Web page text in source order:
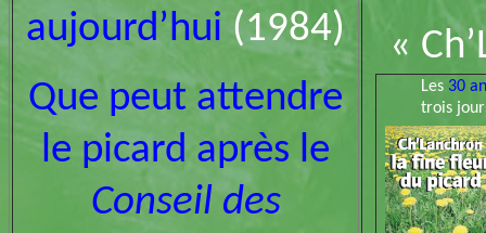
aujourd’hui(1984)
Que peut attendre
le picard après le
Conseil des
«
Les 30
trois